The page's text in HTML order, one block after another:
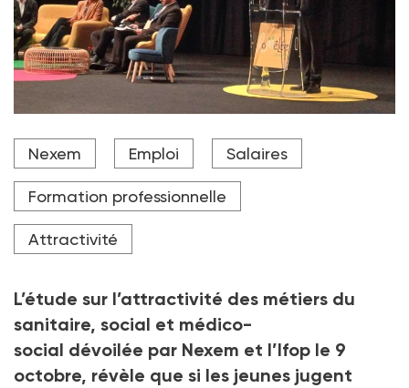
« Dans l’esprit des jeunes, il n’y a pas de dissociation
nette entre les domaines de la santé, de l’action
Dabi, directeur général de l'Ifop lors de la Mêlée
Nexem de Reims, le 9 octobre
Crédit photo DR
Nexem Emploi Salaires
Formation professionnelle
Attractivité
L’étude sur l’attractivité des métiers du
sanitaire, social et médico-
social dévoilée par Nexem et l’Ifop le 9
octobre, révèle que si les jeunes jugent